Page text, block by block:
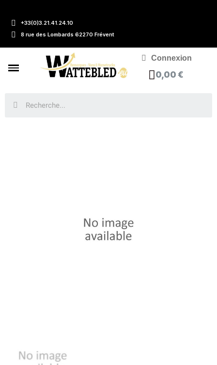
+33(0)3.21.41.24.10
8 rue des Lombards 62270 Frévent
Connexion
0,00 €